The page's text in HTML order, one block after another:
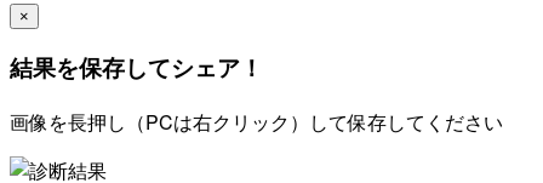
×
結果を保存してシェア！
画像を長押し（PCは右クリック）して保存してください